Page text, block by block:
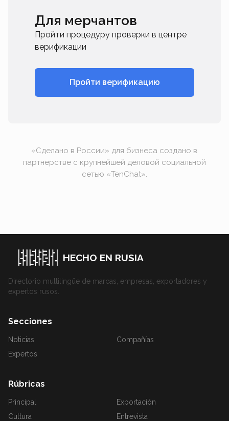
Для мерчантов
Пройти процедуру проверки в центре
верификации
Пройти верификацию
«Сделано в России» для бизнеса создано в
партнерстве с крупнейшей деловой социальной
сетью «TenChat».
HECHO EN RUSIA
Directorio multilingüe de marcas, empresas, exportadores y
expertos rusos.
Secciones
Noticias
Compañías
Expertos
Rúbricas
Principal
Exportación
Cultura
Entrevista